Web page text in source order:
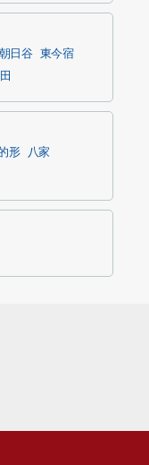
日谷
東今宿
形
八家